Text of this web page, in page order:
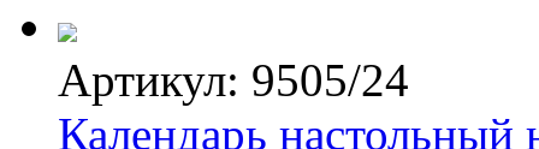
Артикул: 9505/24
Календарь настольный